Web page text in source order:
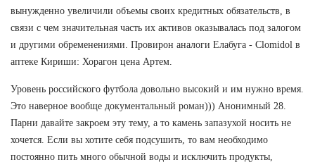
вынужденно увеличили объемы своих кредитных обязательств, в
связи с чем значительная часть их активов оказывалась под залогом
и другими обременениями. Провирон аналоги Елабуга - Clomidol в
аптеке Кириши: Хорагон цена Артем.
Уровень российского футбола довольно высокий и им нужно время.
Это наверное вообще документальный роман))) Анонимный 28.
Парни давайте закроем эту тему, а то камень запазухой носить не
хочется. Если вы хотите себя подсушить, то вам необходимо
постоянно пить много обычной воды и исключить продукты,